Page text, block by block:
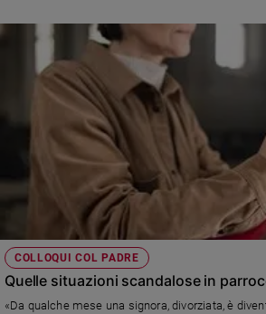
COLLOQUI COL PADRE
Quelle situazioni scandalose in
«Da qualche mese una signora, divorziata, è